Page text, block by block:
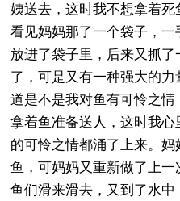
姨送去，这时我不想拿着
看见妈妈那了一个袋子，一
放进了袋子里，后来又抓
了，可是又有一种强大的
道是不是我对鱼有可怜之
拿着鱼准备送人，这时我
的可怜之情都涌了上来。
鱼，可妈妈又重新做了上一
鱼们滑来滑去，又到了水